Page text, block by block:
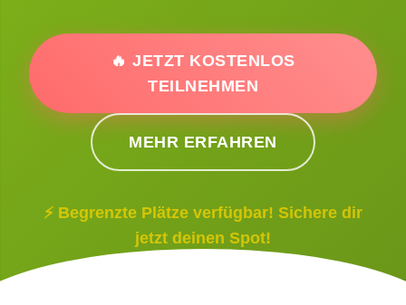
🔥 JETZT KOSTENLOS
TEILNEHMEN
MEHR ERFAHREN
⚡ Begrenzte Plätze verfügbar! Sichere dir
jetzt deinen Spot!